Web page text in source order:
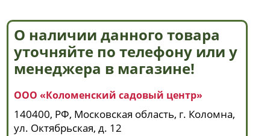
О наличии данного товара
уточняйте по телефону или у
менеджера в магазине!
ООО «Коломенский садовый центр»
140400, РФ, Московская область, г. Коломна,
ул. Октябрьская, д. 12